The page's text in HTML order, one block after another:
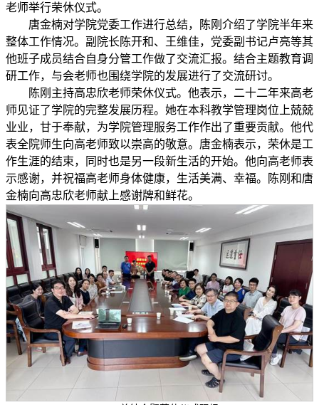
老师举行荣休仪式。
唐金楠对学院党委工作进行总结，陈刚介绍了学院半年来
整体工作情况。副院长陈开和、王维佳，党委副书记卢亮等其
他班子成员结合自身分管工作做了交流汇报。结合主题教育调
研工作，与会老师也围绕学院的发展进行了交流研讨。
陈刚主持高忠欣老师荣休仪式。他表示，二十二年来高老
师见证了学院的完整发展历程。她在本科教学管理岗位上兢兢
业业，甘于奉献，为学院管理服务工作作出了重要贡献。他代
表全院师生向高老师致以崇高的敬意。唐金楠表示，荣休是工
作生涯的结束，同时也是另一段新生活的开始。他向高老师表
示感谢，并祝福高老师身体健康，生活美满、幸福。陈刚和唐
金楠向高忠欣老师献上感谢牌和鲜花。